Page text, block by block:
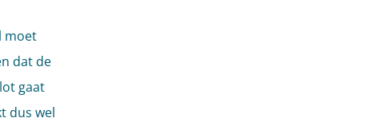
moet
dat de
gaat
dus wel